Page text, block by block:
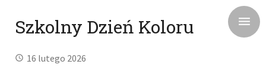
Szkolny Dzień Koloru
16 lutego 2026